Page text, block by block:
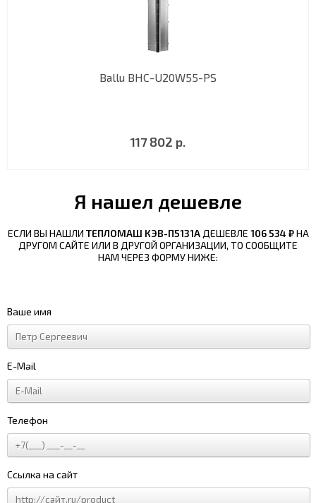
Ballu BHC-U20W55-PS
117 802 р.
Я нашел дешевле
ЕСЛИ ВЫ НАШЛИ ТЕПЛОМАШ КЭВ-П5131АДЕШЕВЛЕ 106 534 ₽НА
ДРУГОМ САЙТЕ ИЛИ В ДРУГОЙ ОРГАНИЗАЦИИ, ТО СООБЩИТЕ
НАМ ЧЕРЕЗ ФОРМУ НИЖЕ:
Ваше имя
E-Mail
Телефон
Ссылка на сайт